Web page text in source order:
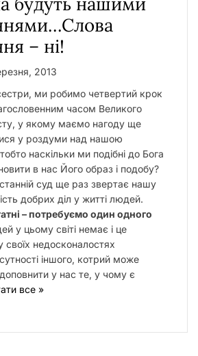
– ні!
2013
ми робимо четвертий крок
часом Великого
у якому маємо нагоду ще
у роздуми над нашою
наскільки ми подібні до Бога
в нас Його образ і подобу?
суд ще раз звертає нашу
добрих діл у житті людей.
– потребуємо один одного
у цьому світі немає і це
недосконалостях
іншого, котрий може
у нас те, у чому є
все »